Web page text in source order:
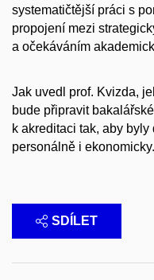
systematičtější práci s
propojení mezi
a očekáváním
Jak uvedl prof. Kvizda,
bude připravit
k akreditaci tak, aby
personálně i ekonomicky.
SDÍLET